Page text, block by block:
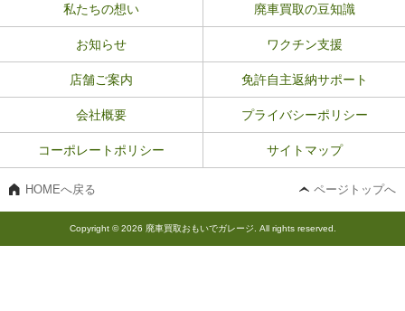
私たちの想い 廃車買取の豆知識
お知らせ ワクチン支援
店舗ご案内 免許自主返納サポート
会社概要 プライバシーポリシー
コーポレートポリシー サイトマップ
HOMEへ戻る ページトップへ
Copyright © 2026 廃車買取おもいでガレージ. All rights reserved.